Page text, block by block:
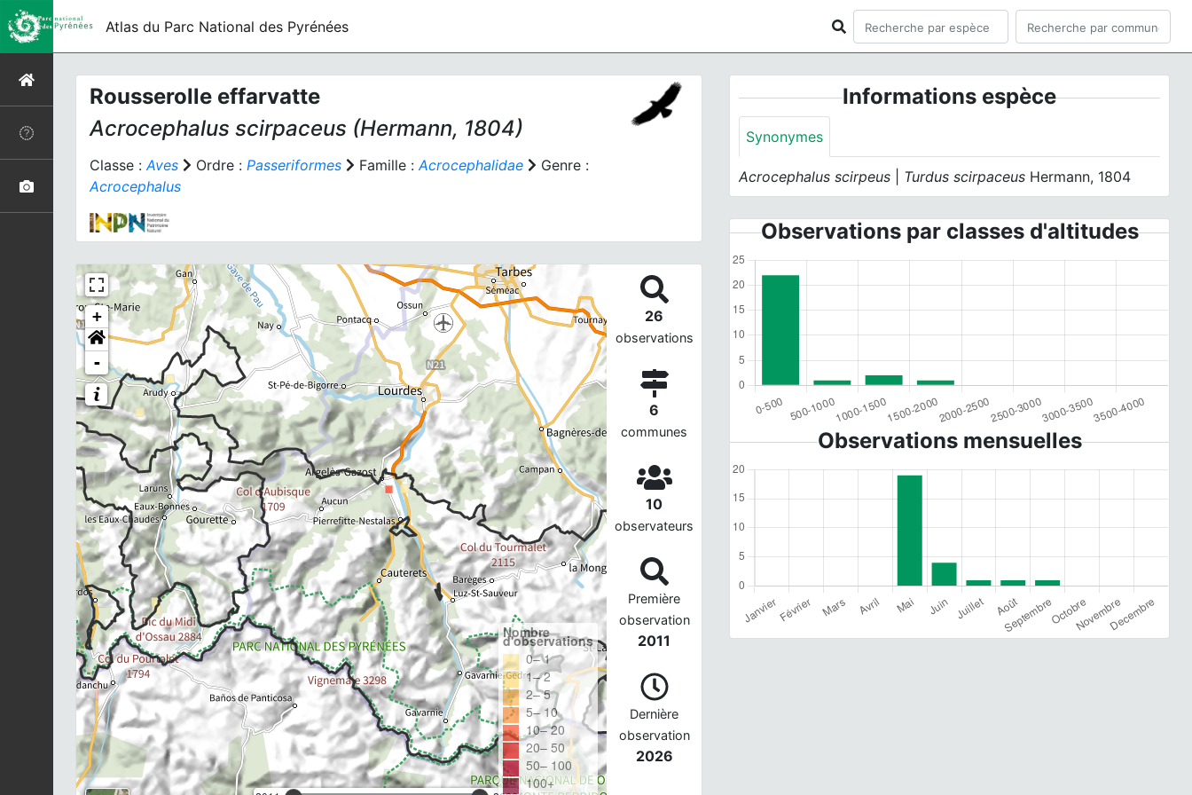
Atlas du Parc National des Pyrénées
Rousserolle effarvatte
Acrocephalus scirpaceus (Hermann, 1804)
Classe :Aves Ordre : Passeriformes Famille :Acrocephalidae
Genre :
Acrocephalus
+
-
Nombre
d'observations
0– 1
1– 2
2– 5
5– 10
10– 20
20– 50
50– 100
100+
26
observations
6
communes
10
observateurs
Première
observation
2011
Dernière
observation
2026
Informations espèce
Synonymes
Acrocephalus scirpeus Turdus scirpaceus Hermann, 1804
Observations par classes d'altitudes
Observations mensuelles